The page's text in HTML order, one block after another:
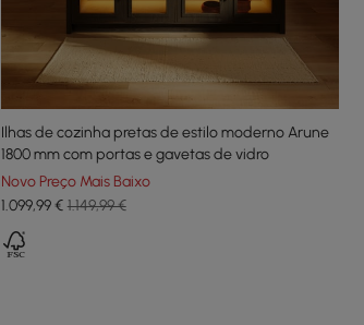
Ilhas de cozinha pretas de estilo moderno Arune
1800 mm com portas e gavetas de vidro
Novo Preço Mais Baixo
1.099,99€ 1.149,99 €